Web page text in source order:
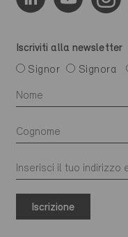
Iscriviti alla newsletter
Signor
Signora
Iscrizione